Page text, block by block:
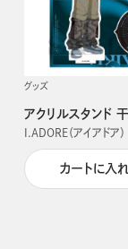
グッズ
アクリルスタンド
I.ADORE（アイアドア）
カートに入